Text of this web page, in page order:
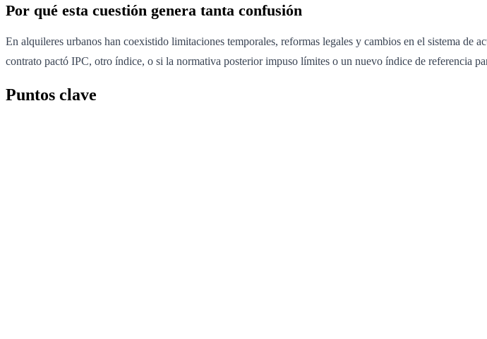
Por qué esta cuestión genera tanta confusión
En alquileres urbanos han coexistido limitaciones temporales, reformas legales y cambios en el sistema
contrato pactó IPC, otro índice, o si la normativa posterior impuso límites o un nuevo índice de referencia
Puntos clave